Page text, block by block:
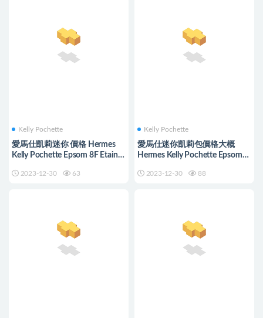
Kelly Pochette
愛馬仕凱莉迷你 價格 Hermes
Kelly Pochette Epsom 8F Etain
2023-12-30 63
Kelly Pochette
愛馬仕迷你凱莉包價格大概
Hermes Kelly Pochette Epsom
2023-12-30 88